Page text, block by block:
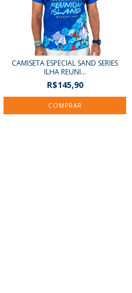
CAMISETA ESPECIAL SAND SERIES
ILHA REUNI...
R$145,90
COMPRAR